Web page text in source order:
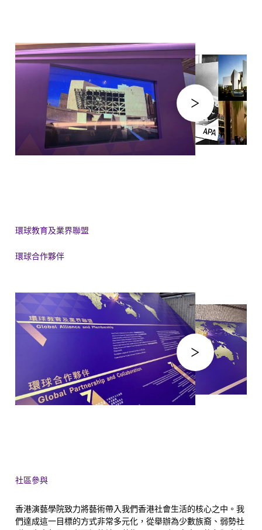
環球教育及業界聯盟
環球合作夥伴
社區參與
香港演藝學院致力將藝術帶入我們香港社會生活的核心之中。我
們達成這一目標的方式非常多元化，從舉辦為少數族裔、弱勢社